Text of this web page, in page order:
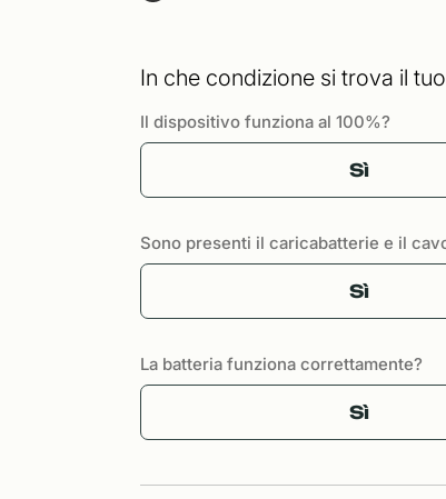
In che condizione si trova il
Il dispositivo funziona al 100%?
Sì
Sono presenti il caricabatterie e il
Sì
La batteria funziona correttamente?
Sì